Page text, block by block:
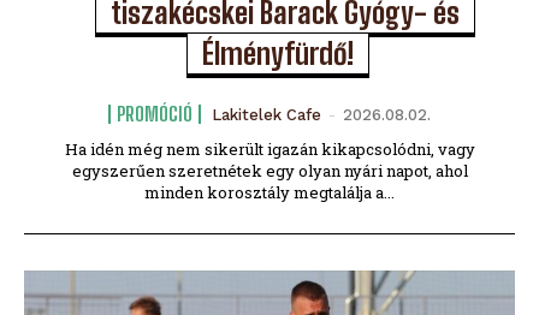
tiszakécskei Barack Gyógy- és
Élményfürdő!
PROMÓCIÓ Lakitelek Cafe - 2026.08.02.
Ha idén még nem sikerült igazán kikapcsolódni, vagy
egyszerűen szeretnétek egy olyan nyári napot, ahol
minden korosztály megtalálja a...